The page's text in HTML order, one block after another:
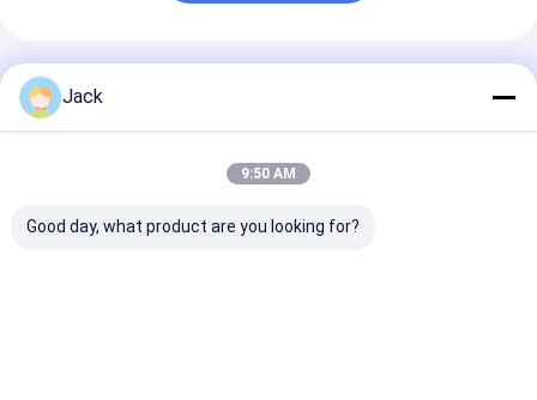
Empfohlene Produkte
Jack
9:50 AM
Good day, what product are you looking for?